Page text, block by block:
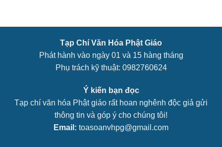
Tạp Chí Văn Hóa Phật Giáo
Phát hành vào ngày 01 và 15 hàng tháng
Phụ trách kỹ thuật: 0982760624
Ý kiến bạn đọc
Tạp chí văn hóa Phật giáo rất hoan nghênh độc giả gửi
thông tin và góp ý cho chúng tôi!
Email: toasoanvhpg@gmail.com